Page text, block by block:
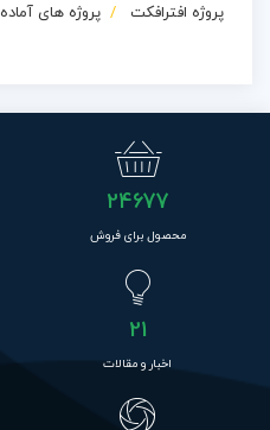
پروژه افترافکت پروژه های آماده
24677
محصول برای فروش
21
اخبار و مقالات